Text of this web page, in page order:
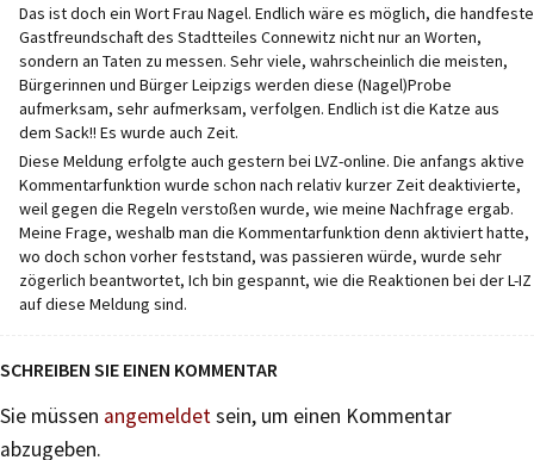
Das ist doch ein Wort Frau Nagel. Endlich wäre es möglich, die handfeste
Gastfreundschaft des Stadtteiles Connewitz nicht nur an Worten,
sondern an Taten zu messen. Sehr viele, wahrscheinlich die meisten,
Bürgerinnen und Bürger Leipzigs werden diese (Nagel)Probe
aufmerksam, sehr aufmerksam, verfolgen. Endlich ist die Katze aus
dem Sack!! Es wurde auch Zeit.
Diese Meldung erfolgte auch gestern bei LVZ-online. Die anfangs aktive
Kommentarfunktion wurde schon nach relativ kurzer Zeit deaktivierte,
weil gegen die Regeln verstoßen wurde, wie meine Nachfrage ergab.
Meine Frage, weshalb man die Kommentarfunktion denn aktiviert hatte,
wo doch schon vorher feststand, was passieren würde, wurde sehr
zögerlich beantwortet, Ich bin gespannt, wie die Reaktionen bei der L-IZ
auf diese Meldung sind.
SCHREIBEN SIE EINEN KOMMENTAR
Sie müssen angemeldetsein, um einen Kommentar
abzugeben.